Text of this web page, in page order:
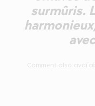
surmûris.